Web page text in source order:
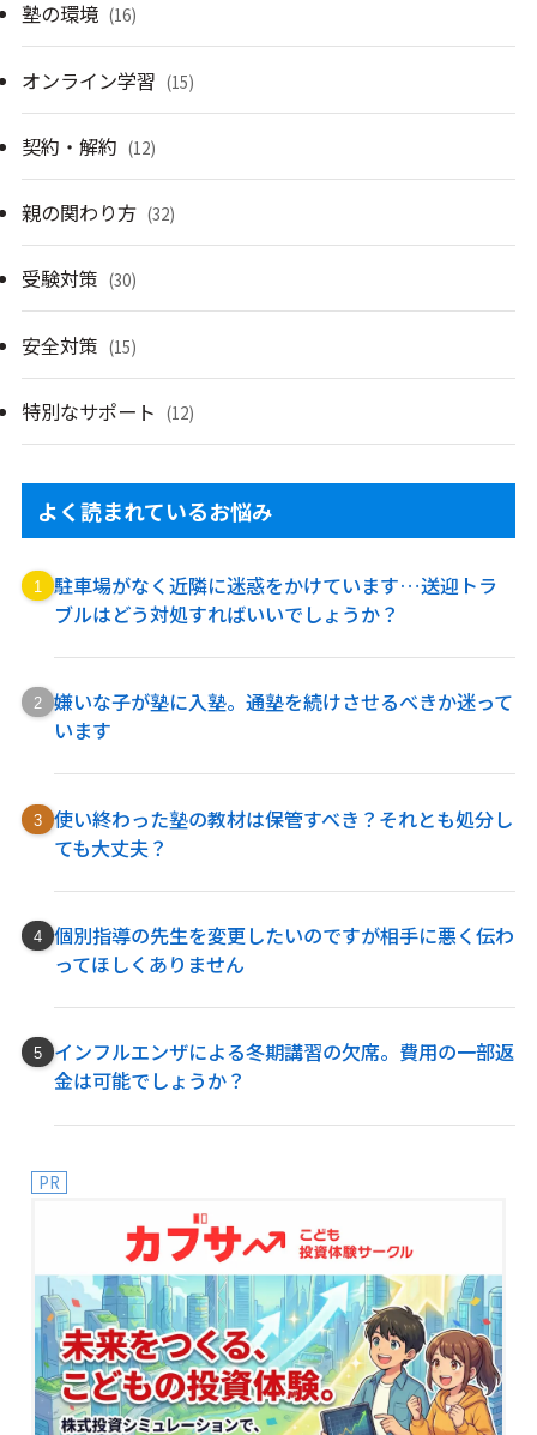
塾の環境 (16)
オンライン学習 (15)
契約・解約 (12)
親の関わり方 (32)
受験対策 (30)
安全対策 (15)
特別なサポート (12)
よく読まれているお悩み
駐車場がなく近隣に迷惑をかけています…送迎トラ
ブルはどう対処すればいいでしょうか？
嫌いな子が塾に入塾。通塾を続けさせるべきか迷って
います
使い終わった塾の教材は保管すべき？それとも処分し
ても大丈夫？
個別指導の先生を変更したいのですが相手に悪く伝わ
ってほしくありません
インフルエンザによる冬期講習の欠席。費用の一部返
金は可能でしょうか？
PR